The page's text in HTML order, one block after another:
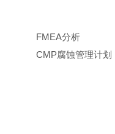
FMEA分析
CMP腐蚀管理计划